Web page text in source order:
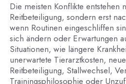
Die meisten Konflikte entstehen
Reitbeteiligung, sondern erst
wenn Routinen eingeschliffen
sich ändern oder Erwartungen
Situationen, wie längere
unerwartete Tierarztkosten,
Reitbeteiligung, Stallwechsel,
Trainingsphilosophie oder